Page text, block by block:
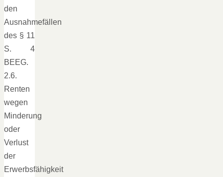
den
Ausnahmefällen
des § 11
S. 4
BEEG.
2.6.
Renten
wegen
Minderung
oder
Verlust
der
Erwerbsfähigkeit